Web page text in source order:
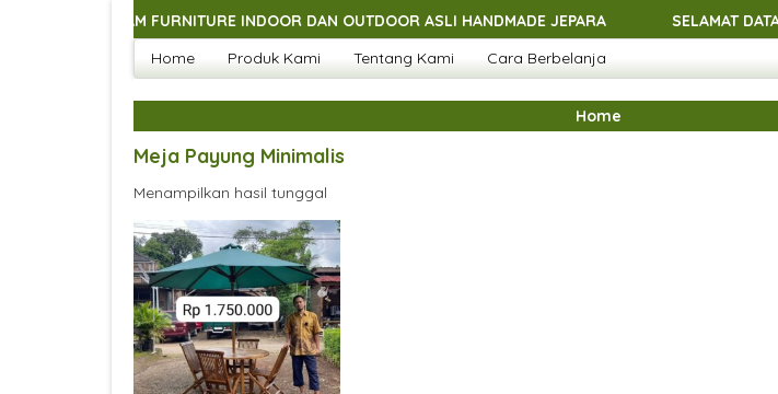
MACAM FURNITURE INDOOR DAN OUTDOOR ASLI HANDMADE JEPARA SELAMAT DATANG DI
MACAM FURNITURE INDOOR DAN OUTDOOR ASLI HANDMADE JEPARA SELAMAT DATANG DI
MACAM FURNITURE INDOOR DAN OUTDOOR ASLI HANDMADE JEPARA SELAMAT DATANG DI
FURNITURE INDOOR DAN OUTDOOR ASLI HANDMADE JEPARA
Home Produk Kami Tentang Kami Cara Berbelanja
Home
Meja Payung Minimalis
Menampilkan hasil tunggal